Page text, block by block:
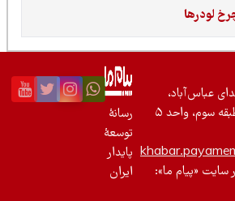
«پیام ما»:
رسانۀ
توسعۀ
پایدار
ایران